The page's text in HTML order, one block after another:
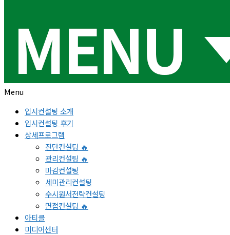
Menu
입시컨설팅 소개
입시컨설팅 후기
상세프로그램
진단컨설팅 🔥
관리컨설팅 🔥
마감컨설팅
세미관리컨설팅
수시원서전략컨설팅
면접컨설팅 🔥
아티클
미디어센터